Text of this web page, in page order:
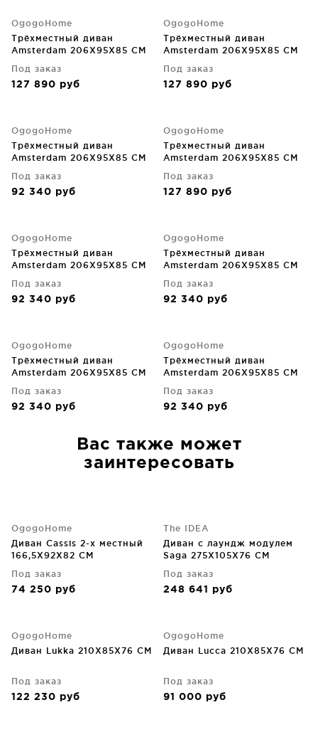
OgogoHome
Трёхместный диван
Amsterdam 206X95X85 CM
Под заказ
127 890 руб
OgogoHome
Трёхместный диван
Amsterdam 206X95X85 CM
Под заказ
127 890 руб
OgogoHome
Трёхместный диван
Amsterdam 206X95X85 CM
Под заказ
92 340 руб
OgogoHome
Трёхместный диван
Amsterdam 206X95X85 CM
Под заказ
127 890 руб
OgogoHome
Трёхместный диван
Amsterdam 206X95X85 CM
Под заказ
92 340 руб
OgogoHome
Трёхместный диван
Amsterdam 206X95X85 CM
Под заказ
92 340 руб
OgogoHome
Трёхместный диван
Amsterdam 206X95X85 CM
Под заказ
92 340 руб
OgogoHome
Трёхместный диван
Amsterdam 206X95X85 CM
Под заказ
92 340 руб
Вас также может
заинтересовать
OgogoHome
Диван Cassis 2-х местный
166,5X92X82 CM
Под заказ
74 250 руб
The IDEA
Диван с лаундж модулем
Saga 275X105X76 CM
Под заказ
248 641 руб
OgogoHome
Диван Lukka 210X85X76 CM
Под заказ
122 230 руб
OgogoHome
Диван Lucca 210X85X76 CM
Под заказ
91 000 руб